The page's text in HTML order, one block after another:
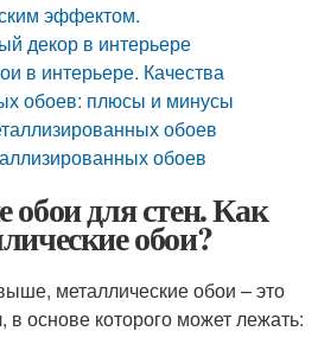
эффектом.
декор в интерьере
в интерьере. Качества
обоев: плюсы и минусы
обоев
обоев
для стен. Как
обои?
металлические обои – это
основе которого может лежать: